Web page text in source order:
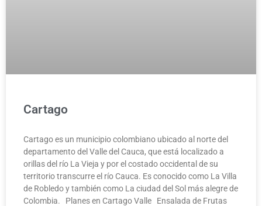
Cartago
Cartago es un municipio colombiano ubicado al norte del
departamento del Valle del Cauca, que está localizado a
orillas del río La Vieja y por el costado occidental de su
territorio transcurre el río Cauca. Es conocido como La Villa
de Robledo y también como La ciudad del Sol más alegre de
Colombia. Planes en Cartago Valle Ensalada de Frutas